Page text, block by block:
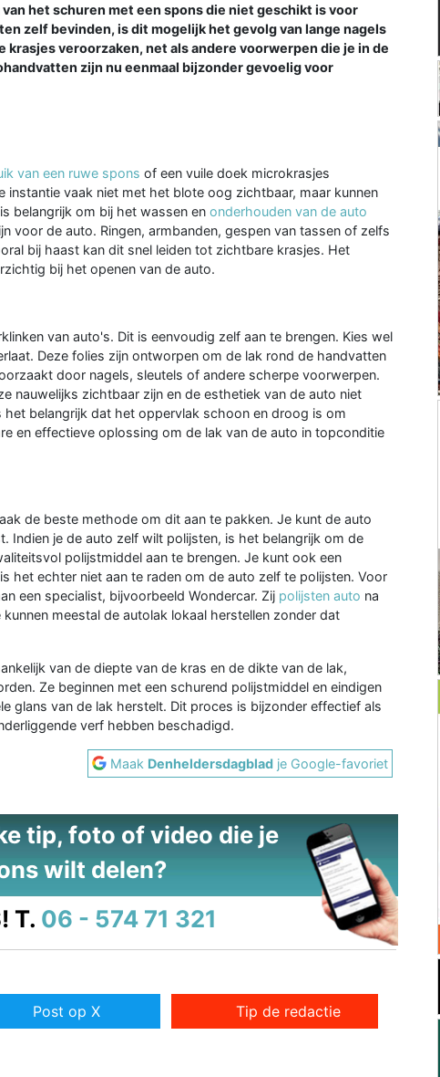
het schuren met een spons die niet geschikt is voor
zelf bevinden, is dit mogelijk het gevolg van lange nagels
krasjes veroorzaken, net als andere voorwerpen die je in de
zijn nu eenmaal bijzonder gevoelig voor
van een ruwe spons of een vuile doek microkrasjes
instantie vaak niet met het blote oog zichtbaar, maar kunnen
belangrijk om bij het wassen en onderhouden van de auto
voor de auto. Ringen, armbanden, gespen van tassen of zelfs
bij haast kan dit snel leiden tot zichtbare krasjes. Het
bij het openen van de auto.
van auto's. Dit is eenvoudig zelf aan te brengen. Kies wel
Deze folies zijn ontworpen om de lak rond de handvatten
door nagels, sleutels of andere scherpe voorwerpen.
nauwelijks zichtbaar zijn en de esthetiek van de auto niet
het belangrijk dat het oppervlak schoon en droog is om
en effectieve oplossing om de lak van de auto in topconditie
de beste methode om dit aan te pakken. Je kunt de auto
Indien je de auto zelf wilt polijsten, is het belangrijk om de
polijstmiddel aan te brengen. Je kunt ook een
het echter niet aan te raden om de auto zelf te polijsten. Voor
een specialist, bijvoorbeeld Wondercar. Zij polijsten auto na
meestal de autolak lokaal herstellen zonder dat
van de diepte van de kras en de dikte van de lak,
Ze beginnen met een schurend polijstmiddel en eindigen
glans van de lak herstelt. Dit proces is bijzonder effectief als
verf hebben beschadigd.
Maak Denheldersdagblad je Google-favoriet
tip, foto of video die je
wilt delen?
T. 06 - 574 71 321
Post op X Tip de redactie